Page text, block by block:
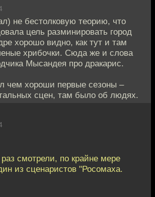
не бестолковую теорию, что
цель разминировать город
хорошо видно, как тут и там
хрибочки. Сюда же и слова
Мысандея про дракарис.
чем хороши первые сезоны –
сцен, там было об людях.
смотрели, по крайне мере
из сценаристов "Росомаха.